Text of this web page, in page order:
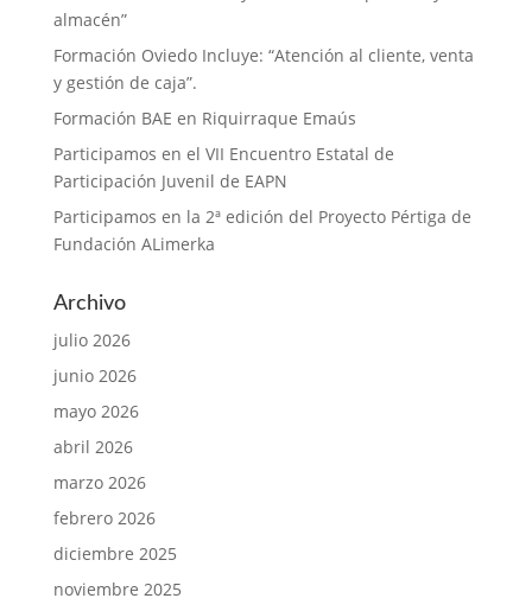
almacén”
Formación Oviedo Incluye: “Atención al cliente, venta
y gestión de caja”.
Formación BAE en Riquirraque Emaús
Participamos en el VII Encuentro Estatal de
Participación Juvenil de EAPN
Participamos en la 2ª edición del Proyecto Pértiga de
Fundación ALimerka
Archivo
julio 2026
junio 2026
mayo 2026
abril 2026
marzo 2026
febrero 2026
diciembre 2025
noviembre 2025